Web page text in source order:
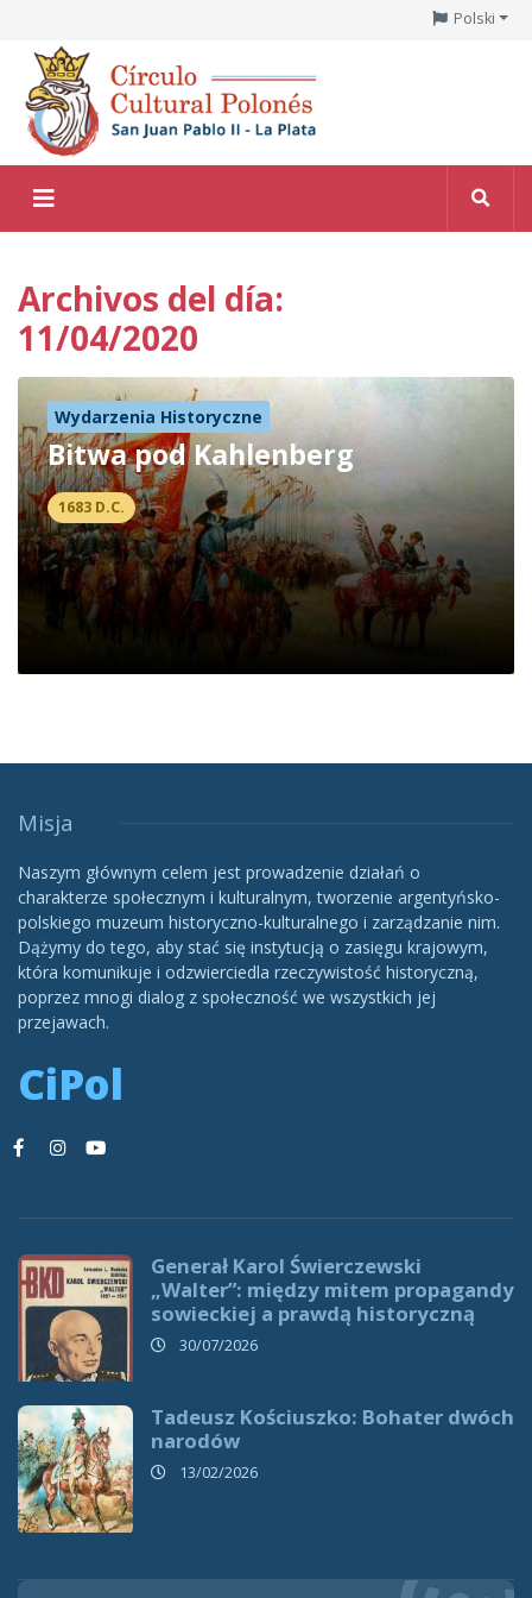
Polski
Archivos del día:
11/04/2020
Wydarzenia Historyczne
Bitwa pod Kahlenberg
1683 D.C.
Misja
Naszym głównym celem jest prowadzenie działań o
charakterze społecznym i kulturalnym, tworzenie argentyńsko-
polskiego muzeum historyczno-kulturalnego i zarządzanie nim.
Dążymy do tego, aby stać się instytucją o zasięgu krajowym,
która komunikuje i odzwierciedla rzeczywistość historyczną,
poprzez mnogi dialog z społeczność we wszystkich jej
przejawach.
CiPol
Generał Karol Świerczewski
„Walter”: między mitem propagandy
sowieckiej a prawdą historyczną
30/07/2026
Tadeusz Kościuszko: Bohater dwóch
narodów
13/02/2026